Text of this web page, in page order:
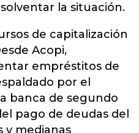
la situación.
de capitalización
Acopi,
empréstitos de
por el
banca de segundo
pago de deudas del
y medianas